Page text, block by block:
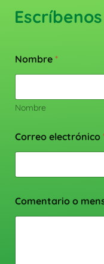
Escríbenos
Nombre *
Nombre
Correo electrónico
Comentario o